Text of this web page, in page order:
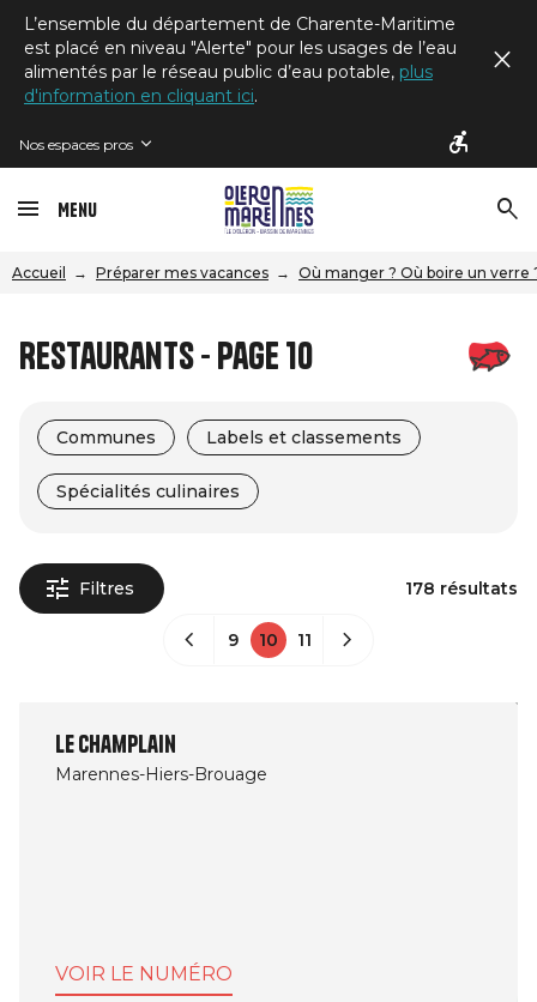
L’ensemble du département de Charente-Maritime
est placé en niveau "Alerte" pour les usages de l’eau
alimentés par le réseau public d’eau potable, plus
d'information en cliquant ici.
Nos espaces pros
Menu
Accueil Préparer mes vacances Où manger ? Où boire un verre
Restaurants - Page 10
Communes Labels et classements
Spécialités culinaires
Filtres 178 résultats
9 10 11
Le Champlain
Marennes-Hiers-Brouage
VOIR LE NUMÉRO